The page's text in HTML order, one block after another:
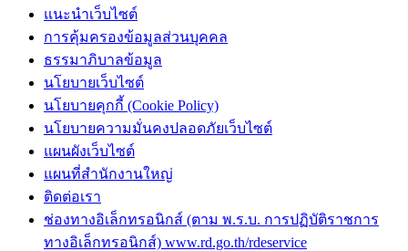
แนะนำเว็บไซต์
การคุ้มครองข้อมูลส่วนบุคคล
ธรรมาภิบาลข้อมูล
นโยบายเว็บไซต์
นโยบายคุกกี้ (Cookie Policy)
นโยบายความมั่นคงปลอดภัยเว็บไซต์
แผนผังเว็บไซต์
แผนที่สำนักงานใหญ่
ติดต่อเรา
ช่องทางอิเล็กทรอนิกส์ (ตาม พ.ร.บ. การปฏิบัติราชการ
ทางอิเล็กทรอนิกส์) www.rd.go.th/rdeservice